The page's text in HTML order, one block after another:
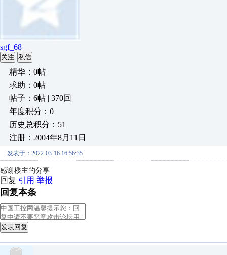
sgf_68
关注 私信
精华：0帖
求助：0帖
帖子：6帖 | 370回
年度积分：0
历史总积分：51
注册：2004年8月11日
发表于：2022-03-16 16:56:35
感谢楼主的分享
回复 引用 举报
回复本条
发表回复